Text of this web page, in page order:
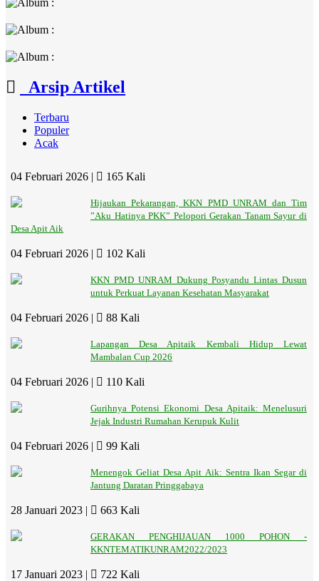
Arsip Artikel
Terbaru
Populer
Acak
04 Februari 2026 | 165 Kali
Hijaukan Pekarangan, KKN PMD UNRAM dan Tim
”Aku Hatinya PKK” Pelopori Gerakan Tanam Sayur di
Desa Apit Aik
04 Februari 2026 | 102 Kali
KKN PMD UNRAM Dukung Posyandu Lintas Dusun
untuk Perkuat Layanan Kesehatan Masyarakat
04 Februari 2026 | 88 Kali
Lapangan Desa Apitaik Kembali Hidup Lewat
Mambalan Cup 2026
04 Februari 2026 | 110 Kali
Gurihnya Potensi Ekonomi Desa Apitaik: Menelusuri
Jejak Industri Rumahan Kerupuk Kulit
04 Februari 2026 | 99 Kali
Menengok Geliat Desa Apit Aik: Sentra Ikan Segar di
Jantung Daratan Pringgabaya
28 Januari 2023 | 663 Kali
GERAKAN PENGHIJAUAN 1000 POHON -
KKNTEMATIKUNRAM2022/2023
17 Januari 2023 | 722 Kali